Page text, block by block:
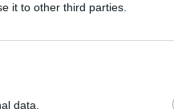
it to other third parties.
data.